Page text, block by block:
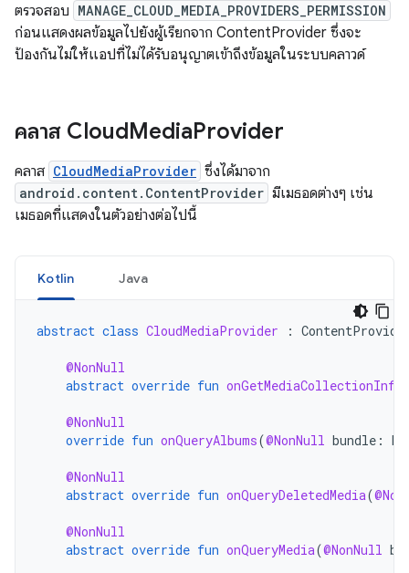
ตรวจสอบ MANAGE_CLOUD_MEDIA_PROVIDERS_PERMISSION
ก่อนแสดงผลข้อมูลไปยังผู้เรียกจาก ContentProvider ซึ่งจะ
ป้องกันไม่ให้แอปที่ไม่ได้รับอนุญาตเข้าถึงข้อมูลในระบบคลาวด์
คลาส CloudMediaProvider
คลาส CloudMediaProvider ซึ่งได้มาจาก
android.content.ContentProvider มีเมธอดต่างๆ เช่น
เมธอดที่แสดงในตัวอย่างต่อไปนี้
Kotlin Java
abstract class CloudMediaProvider :
@NonNull
abstract override fun onGetMediaCollectionInfo
@NonNull
override fun onQueryAlbums(@NonNull bundle :
@NonNull
abstract override fun onQueryDeletedMedia(
@NonNull
abstract override fun onQueryMedia(@NonNull